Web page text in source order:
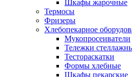
Шкафы жарочные
Термосы
Фризеры
Хлебопекарное
Мукопросеиватели
Тележки
Тестораскатки
Формы хлебные
Шкафы пекарские